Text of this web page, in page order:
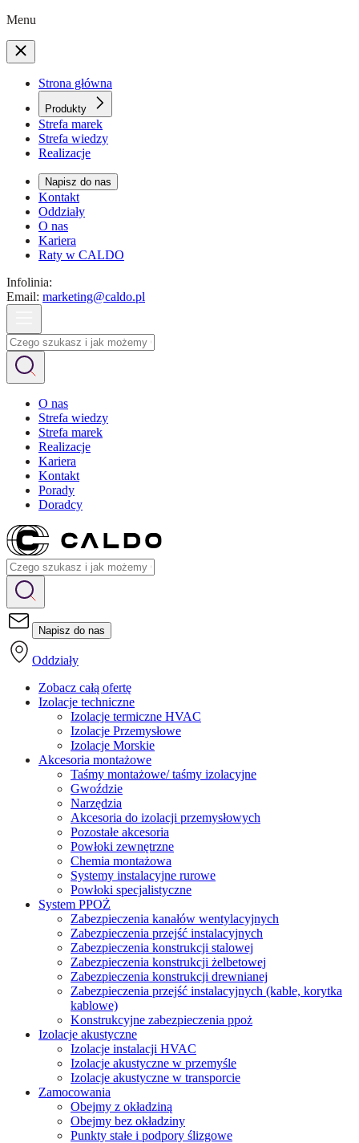
Menu
Strona główna
Produkty
Strefa marek
Strefa wiedzy
Realizacje
Napisz do nas
Kontakt
Oddziały
O nas
Kariera
Raty w CALDO
Infolinia:
Email: marketing@caldo.pl
O nas
Strefa wiedzy
Strefa marek
Realizacje
Kariera
Kontakt
Porady
Doradcy
Napisz do nas
Oddziały
Zobacz całą ofertę
Izolacje techniczne
Izolacje termiczne HVAC
Izolacje Przemysłowe
Izolacje Morskie
Akcesoria montażowe
Taśmy montażowe/ taśmy izolacyjne
Gwoździe
Narzędzia
Akcesoria do izolacji przemysłowych
Pozostałe akcesoria
Powłoki zewnętrzne
Chemia montażowa
Systemy instalacyjne rurowe
Powłoki specjalistyczne
System PPOŻ
Zabezpieczenia kanałów wentylacyjnych
Zabezpieczenia przejść instalacyjnych
Zabezpieczenia konstrukcji stalowej
Zabezpieczenia konstrukcji żelbetowej
Zabezpieczenia konstrukcji drewnianej
Zabezpieczenia przejść instalacyjnych (kable, korytka
kablowe)
Konstrukcyjne zabezpieczenia ppoż
Izolacje akustyczne
Izolacje instalacji HVAC
Izolacje akustyczne w przemyśle
Izolacje akustyczne w transporcie
Zamocowania
Obejmy z okładziną
Obejmy bez okładziny
Punkty stałe i podpory ślizgowe